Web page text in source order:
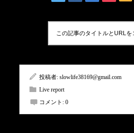
この記事のタイトルとURLを
投稿者: slowlife38169@gmail.com
Live report
コメント: 0